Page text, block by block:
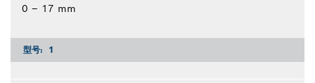
0 – 17 mm
型号: 1